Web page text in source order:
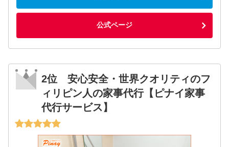
公式ページ
2位 安心安全・世界クオリティのフ
ィリピン人の家事代行【ピナイ家事
代行サービス】